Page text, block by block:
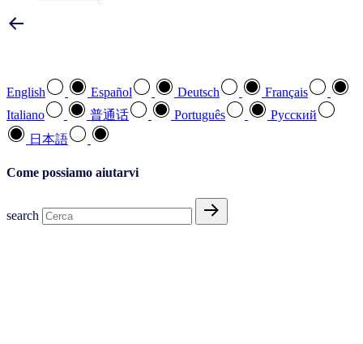
English Español Deutsch
Français
Italiano
普通话 Português
Pусский
日本語
Come possiamo aiutarvi
search